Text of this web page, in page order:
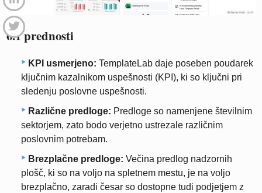
6.1 prednosti
KPI usmerjeno: TemplateLab daje poseben poudarek
ključnim kazalnikom uspešnosti (KPI), ki so ključni pri
sledenju poslovne uspešnosti.
Različne predloge: Predloge so namenjene številnim
sektorjem, zato bodo verjetno ustrezale različnim
poslovnim potrebam.
Brezplačne predloge: Večina predlog nadzornih
plošč, ki so na voljo na spletnem mestu, je na voljo
brezplačno, zaradi česar so dostopne tudi podjetjem z